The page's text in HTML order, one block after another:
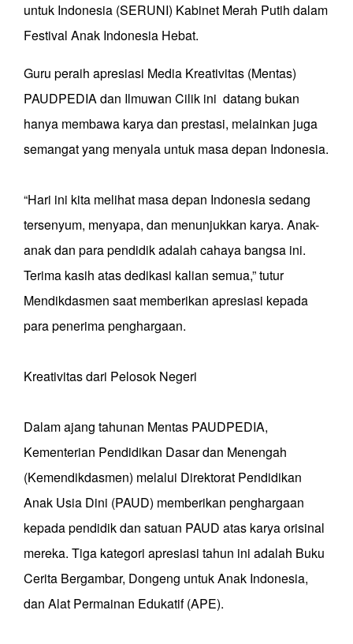
untuk Indonesia (SERUNI) Kabinet Merah Putih dalam
Festival Anak Indonesia Hebat.
Guru peraih apresiasi Media Kreativitas (Mentas)
PAUDPEDIA dan Ilmuwan Cilik ini datang bukan
hanya membawa karya dan prestasi, melainkan juga
semangat yang menyala untuk masa depan Indonesia.
“Hari ini kita melihat masa depan Indonesia sedang
tersenyum, menyapa, dan menunjukkan karya. Anak-
anak dan para pendidik adalah cahaya bangsa ini.
Terima kasih atas dedikasi kalian semua,” tutur
Mendikdasmen saat memberikan apresiasi kepada
para penerima penghargaan.
Kreativitas dari Pelosok Negeri
Dalam ajang tahunan Mentas PAUDPEDIA,
Kementerian Pendidikan Dasar dan Menengah
(Kemendikdasmen) melalui Direktorat Pendidikan
Anak Usia Dini (PAUD) memberikan penghargaan
kepada pendidik dan satuan PAUD atas karya orisinal
mereka. Tiga kategori apresiasi tahun ini adalah Buku
Cerita Bergambar, Dongeng untuk Anak Indonesia,
dan Alat Permainan Edukatif (APE).